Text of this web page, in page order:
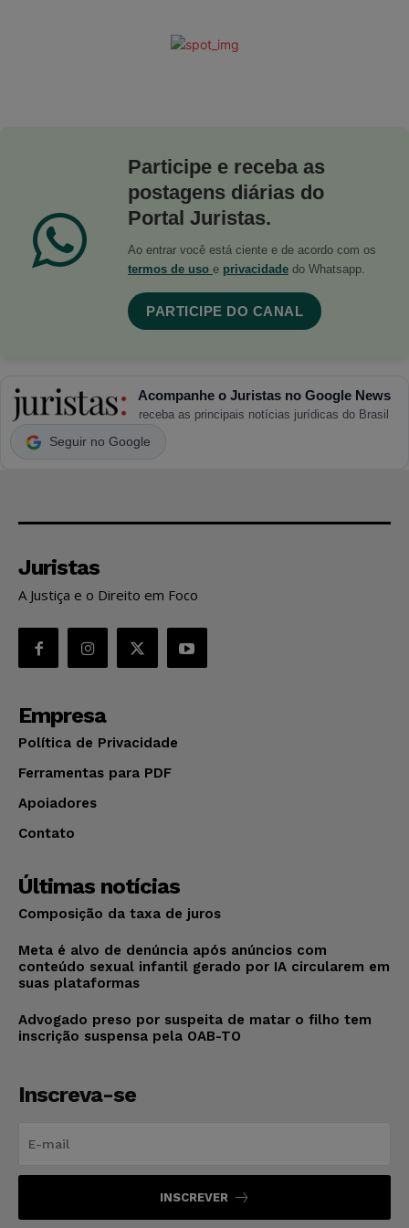
Participe e receba as
postagens diárias do
Portal Juristas.
Ao entrar você está ciente e de acordo com os
termos de uso e privacidade do Whatsapp.
PARTICIPE DO CANAL
Acompanhe o Juristas no Google News
receba as principais notícias jurídicas do Brasil
Seguir no Google
Juristas
A Justiça e o Direito em Foco
Empresa
Política de Privacidade
Ferramentas para PDF
Apoiadores
Contato
Últimas notícias
Composição da taxa de juros
Meta é alvo de denúncia após anúncios com
conteúdo sexual infantil gerado por IA circularem em
suas plataformas
Advogado preso por suspeita de matar o filho tem
inscrição suspensa pela OAB-TO
Inscreva-se
INSCREVER